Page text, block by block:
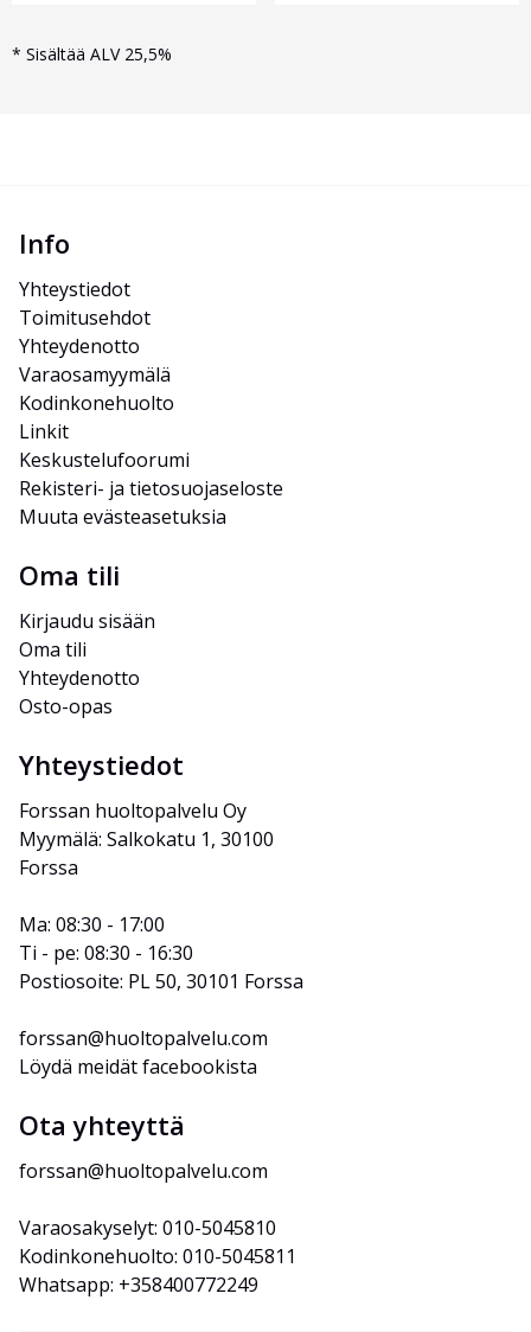
* Sisältää ALV 25,5%
Info
Yhteystiedot
Toimitusehdot
Yhteydenotto
Varaosamyymälä
Kodinkonehuolto
Linkit
Keskustelufoorumi
Rekisteri- ja tietosuojaseloste
Muuta evästeasetuksia
Oma tili
Kirjaudu sisään
Oma tili
Yhteydenotto
Osto-opas
Yhteystiedot
Forssan huoltopalvelu Oy
Myymälä: Salkokatu 1, 30100
Forssa
Ma: 08:30 - 17:00
Ti - pe: 08:30 - 16:30
Postiosoite: PL 50, 30101 Forssa
forssan@huoltopalvelu.com
Löydä meidät facebookista
Ota yhteyttä
forssan@huoltopalvelu.com
Varaosakyselyt: 010-5045810
Kodinkonehuolto: 010-5045811
Whatsapp: +358400772249